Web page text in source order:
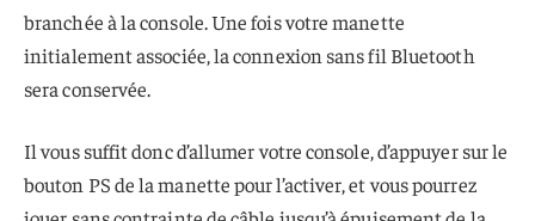
branchée à la console. Une fois votre manette
initialement associée, la connexion sans fil Bluetooth
sera conservée.
Il vous suffit donc d’allumer votre console, d’appuyer sur le
bouton PS de la manette pour l’activer, et vous pourrez